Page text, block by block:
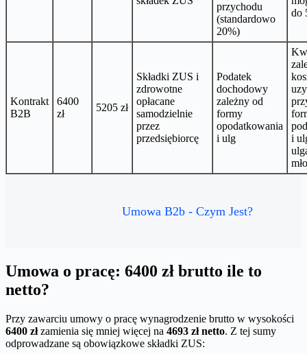
przychodu
(standardowo
20%)
do
Kontrakt
B2B
6400
zł
5205 zł
Składki ZUS i
zdrowotne
opłacane
samodzielnie
przez
przedsiębiorcę
Podatek
dochodowy
zależny od
formy
opodatkowania
i ulg
i
Umowa B2b - Czym Jest?
Umowa o pracę: 6400 zł brutto ile to
netto?
Przy zawarciu umowy o pracę wynagrodzenie brutto w wysokości
6400 złzamienia się mniej więcej na 4693 zł netto. Z tej sumy
odprowadzane są obowiązkowe składki ZUS: